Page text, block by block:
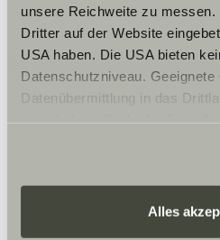
unsere Reichweite zu
Dritter auf der Website
USA haben. Die USA bieten
Datenschutzniveau. Geeignete
Datenübermittlung in das
zustehen. Eingesetzte
eigene Zwecke verarbeiten
zusammenführen. Weitere
Alles
2
Quel modèle
vous
concession ?
Inscrivez ici la date